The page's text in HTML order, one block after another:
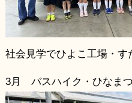
社会見学でひよこ工場・
3月 バスハイク・ひなま